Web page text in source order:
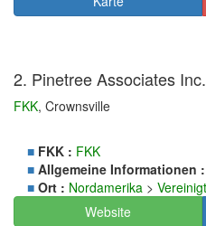
2. Pinetree Associates Inc.
FKK, Crownsville
■ FKK : FKK
■ Allgemeine Informationen :
■ Ort : Nordamerika >
Website